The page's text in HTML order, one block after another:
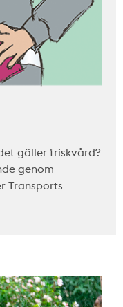
gäller friskvård?
genom
Transports